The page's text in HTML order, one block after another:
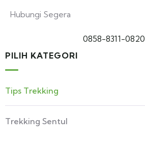
Hubungi Segera
0858-8311-0820
PILIH KATEGORI
Tips Trekking
Trekking Sentul